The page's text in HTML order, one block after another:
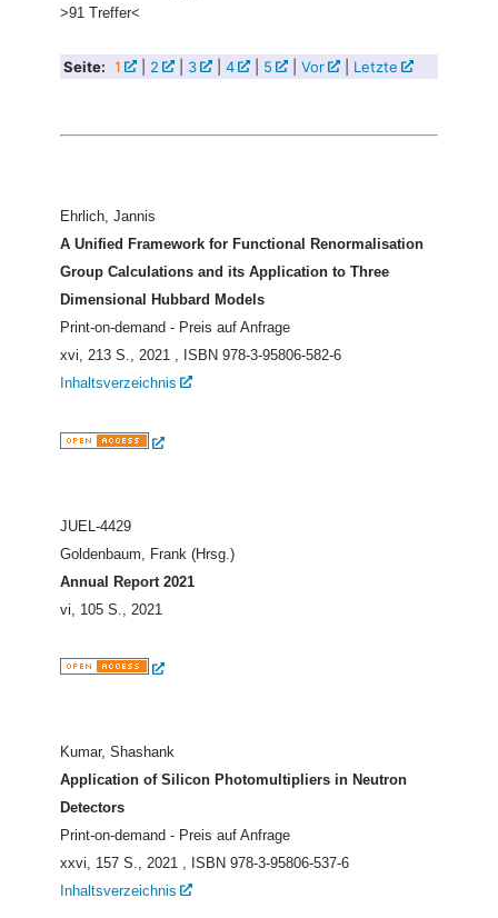
>91 Treffer<
Seite: 1 2 3 4 5 Vor Letzte
Ehrlich, Jannis
A Unified Framework for Functional Renormalisation
Group Calculations and its Application to Three
Dimensional Hubbard Models
Print-on-demand - Preis auf Anfrage
xvi, 213 S., 2021 , ISBN 978-3-95806-582-6
Inhaltsverzeichnis
JUEL-4429
Goldenbaum, Frank (Hrsg.)
Annual Report 2021
vi, 105 S., 2021
Kumar, Shashank
Application of Silicon Photomultipliers in Neutron
Detectors
Print-on-demand - Preis auf Anfrage
xxvi, 157 S., 2021
, ISBN 978-3-95806-537-6
Inhaltsverzeichnis